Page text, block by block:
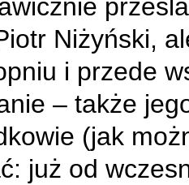
Niżyński,
i przede
– także
(jak
już od